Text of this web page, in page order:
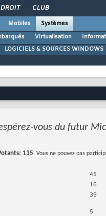
DROIT CLUB
Mobiles
Systèmes
Virtualisation
LOGICIELS & SOURCES WINDOWS
vous du futur
135. Vous ne pouvez pas
45
16
39
5